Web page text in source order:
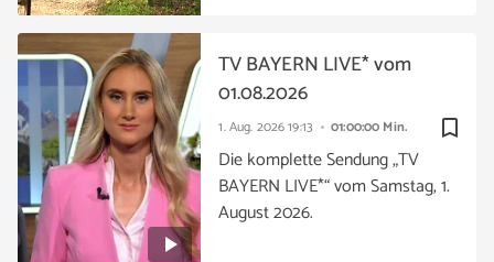
bookmark_border
1. Aug. 202619:13 01:00:00 Min.
TV BAYERN LIVE* vom
01.08.2026
Die komplette Sendung „TV
BAYERN LIVE*“ vom Samstag, 1.
August 2026.